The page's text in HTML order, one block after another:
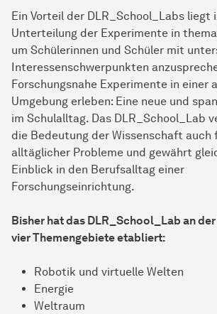
Ein Vorteil der DLR_School_Labs liegt
Unterteilung der Experimente in
um Schülerinnen und Schüler mit
Interessenschwerpunkten
Forschungsnahe Experimente in einer
Umgebung erleben: Eine neue und
im Schulalltag. Das DLR_School_Lab
die Bedeutung der Wissenschaft auch
alltäglicher Probleme und gewährt
Einblick in den Berufsalltag einer
Forschungseinrichtung.
Bisher hat das DLR_School_Lab an
vier Themengebiete etabliert:
Robotik und virtuelle Welten
Energie
Weltraum